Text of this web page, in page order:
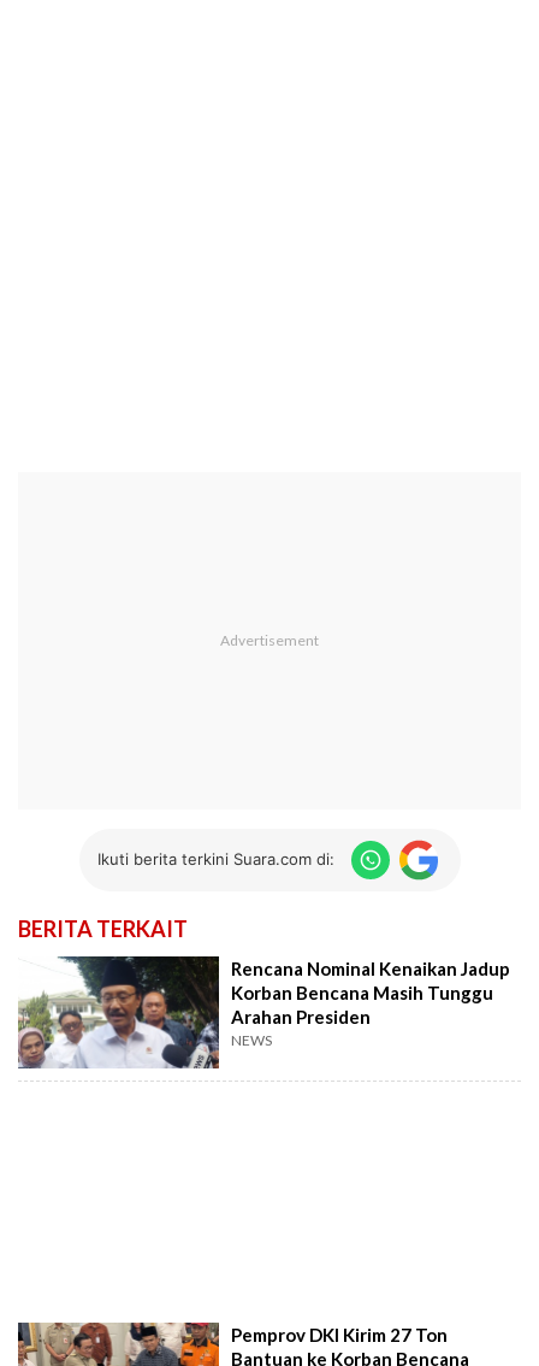
Ikuti berita terkini Suara.com di:
BERITA TERKAIT
Rencana Nominal Kenaikan Jadup
Korban Bencana Masih Tunggu
Arahan Presiden
NEWS
Pemprov DKI Kirim 27 Ton
Bantuan ke Korban Bencana